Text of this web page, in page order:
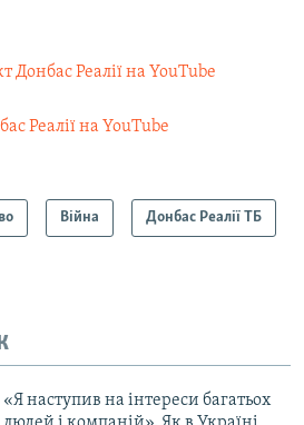
Донбас Реалії на YouTube
Реалії на YouTube
Війна Донбас Реалії ТБ
«Я наступив на інтереси багатьох